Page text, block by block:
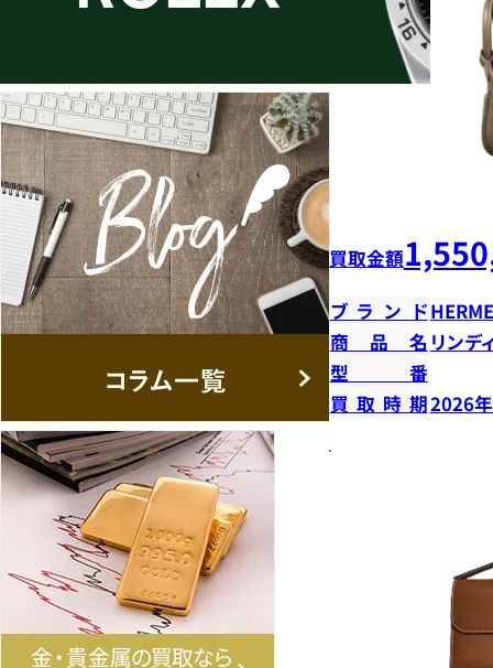
買取金額
ブランド
商品名 リンデ
型番
買取時期2026